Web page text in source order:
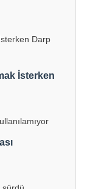
İsterken